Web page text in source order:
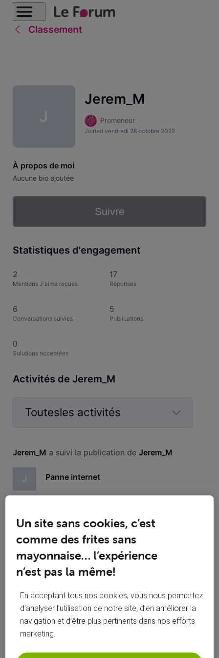
Classement
J
Jerem_M
Promeneur
Joined vendredi 28 octobre 2022
À propos de moi
Aucune bio ajoutée
Suivre
Statistiques d'engagement
2
Mentions J'aime reçues
17
Réponses
6
Conversations suivies
5
Publications
0
Solutions acceptées
Activités de Jerem_M
Toutesles activités
activités
Jerem_M a suivi la publication de Jerem_M
J Panne internet
2-3 mois on se retrouve dans cette situation… avez-vous
une idée de la durée de l’intervention ? Merci d’avance.
2
J
Jerem_M a posté une problème
mercredi 13 décembre 2023
Panne internet
Bonjour, depuis hier soir nous subissons à nouveau une
Un site sans cookies, c’est
comme des frites sans
mayonnaise… l’expérience
n’est pas la même!
En acceptant tous nos cookies, vous nous permettez
d’analyser l’utilisation de notre site, d’en améliorer la
navigation et d’être plus pertinents dans nos efforts
marketing.